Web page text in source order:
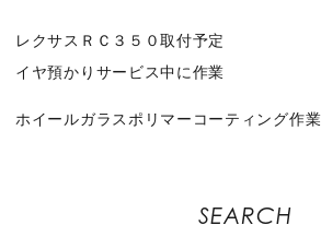
レクサスＲＣ３５０取付予定 プ
イヤ預かりサービス中に作業
ホイールガラスポリマーコーティング作業
SEARCH